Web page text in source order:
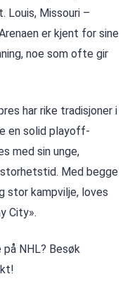
Louis, Missouri –
er kjent for sine
noe som ofte gir
har rike tradisjoner i
en solid playoff-
med sin unge,
Med begge
stor kampvilje, loves
City».
NHL? Besøk